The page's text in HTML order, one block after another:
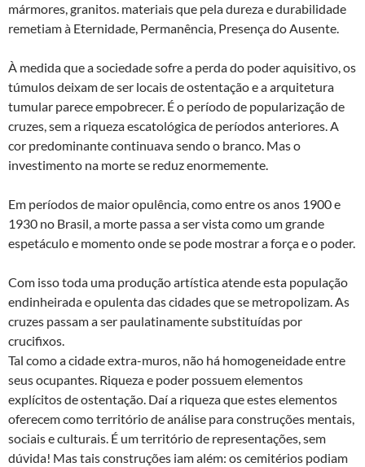
mármores, granitos. materiais que pela dureza e durabilidade
remetiam à Eternidade, Permanência, Presença do Ausente.
À medida que a sociedade sofre a perda do poder aquisitivo, os
túmulos deixam de ser locais de ostentação e a arquitetura
tumular parece empobrecer. É o período de popularização de
cruzes, sem a riqueza escatológica de períodos anteriores. A
cor predominante continuava sendo o branco. Mas o
investimento na morte se reduz enormemente.
Em períodos de maior opulência, como entre os anos 1900 e
1930 no Brasil, a morte passa a ser vista como um grande
espetáculo e momento onde se pode mostrar a força e o poder.
Com isso toda uma produção artística atende esta população
endinheirada e opulenta das cidades que se metropolizam. As
cruzes passam a ser paulatinamente substituídas por
crucifixos.
Tal como a cidade extra-muros, não há homogeneidade entre
seus ocupantes. Riqueza e poder possuem elementos
explícitos de ostentação. Daí a riqueza que estes elementos
oferecem como território de análise para construções mentais,
sociais e culturais. É um território de representações, sem
dúvida! Mas tais construções iam além: os cemitérios podiam